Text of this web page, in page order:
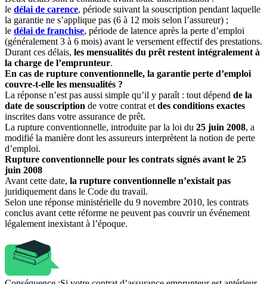
le délai de carence, période suivant la souscription pendant laquelle
la garantie ne s’applique pas (6 à 12 mois selon l’assureur) ;
le délai de franchise, période de latence après la perte d’emploi
(généralement 3 à 6 mois) avant le versement effectif des prestations.
Durant ces délais, les mensualités du prêt restent intégralement à
la charge de l’emprunteur.
En cas de rupture conventionnelle, la garantie perte d’emploi
couvre-t-elle les mensualités ?
La réponse n’est pas aussi simple qu’il y paraît : tout dépend de la
date de souscription de votre contrat et des conditions exactes
inscrites dans votre assurance de prêt.
La rupture conventionnelle, introduite par la loi du 25 juin 2008, a
modifié la manière dont les assureurs interprètent la notion de perte
d’emploi.
Rupture conventionnelle pour les contrats signés avant le 25
juin 2008
Avant cette date, la rupture conventionnelle n’existait pas
juridiquement dans le Code du travail.
Selon une réponse ministérielle du 9 novembre 2010, les contrats
conclus avant cette réforme ne peuvent pas couvrir un événement
légalement inexistant à l’époque.